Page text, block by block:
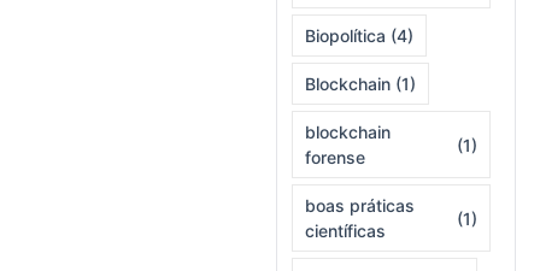
Biopolítica (4)
Blockchain (1)
blockchain
forense
(1)
boas práticas
científicas
(1)